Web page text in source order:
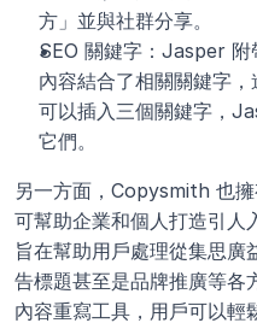
方」並與社群分享。
SEO 關鍵字：Jasper 附
內容結合了相關關鍵字
可以插入三個關鍵字，
它們。
另一方面，Copysmith 也擁
可幫助企業和個人打造引人
旨在幫助用戶處理從集思廣
告標題甚至是品牌推廣等各
內容重寫工具，用戶可以輕